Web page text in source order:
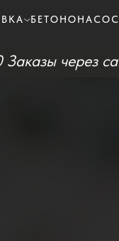
БЕТОНОНАСОС
через